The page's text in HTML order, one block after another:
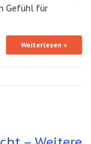
Gefühl für
Weiterlesen »